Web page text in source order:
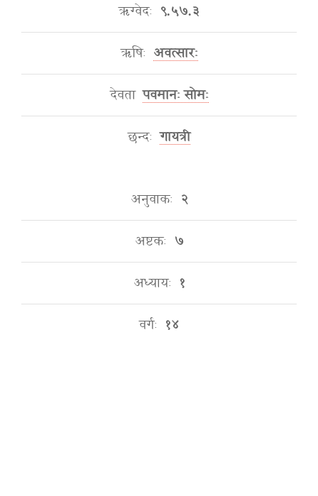
ऋग्वेदः ९.५७.३
ऋषिः अवत्सारः
देवता पवमानः सोमः
छन्दः गायत्री
अनुवाकः २
अष्टकः ७
अध्यायः १
वर्गः १४